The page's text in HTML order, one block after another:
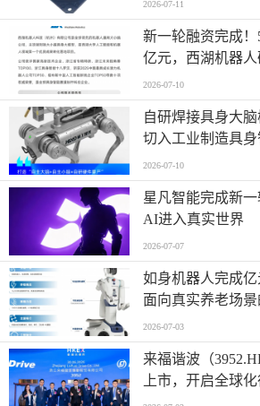
2026-07-11
新一轮融资完成
亿元，西湖机器
注！
2026-07-10
自研焊接具身大
切入工业制造具
盛」完成数亿元B
2026-07-10
星凡智能完成新
AI进入真实世界
2026-07-07
如身机器人完成
面向真实养老场
平台
2026-07-03
来福谐波（
上市，开启全球化